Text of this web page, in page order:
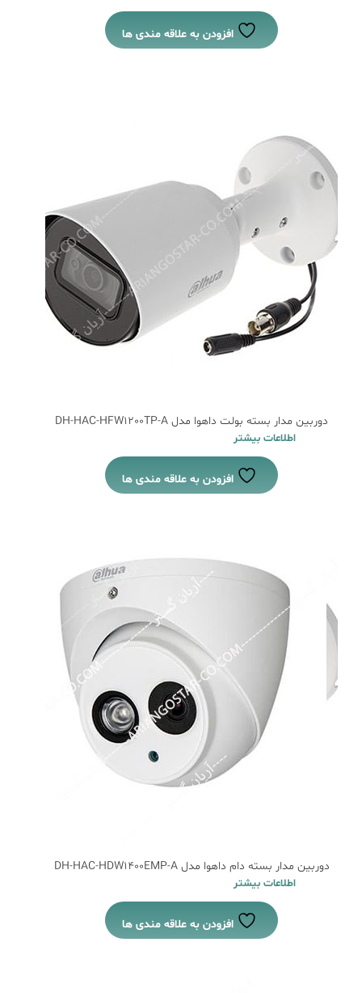
افزودن به علاقه مندی ها
دوربین مدار بسته بولت داهوا مدل DH-HAC-HFW1200TP-A
اطلاعات بیشتر
افزودن به علاقه مندی ها
دوربین مدار بسته دام داهوا مدل DH-HAC-HDW1400EMP-A
اطلاعات بیشتر
افزودن به علاقه مندی ها